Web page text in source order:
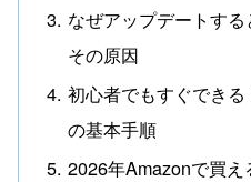
なぜアップデートす
その原因
初心者でもすぐでき
の基本手順
2026年Amazonで買